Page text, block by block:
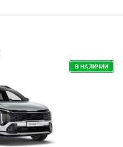
В НАЛИЧИИ